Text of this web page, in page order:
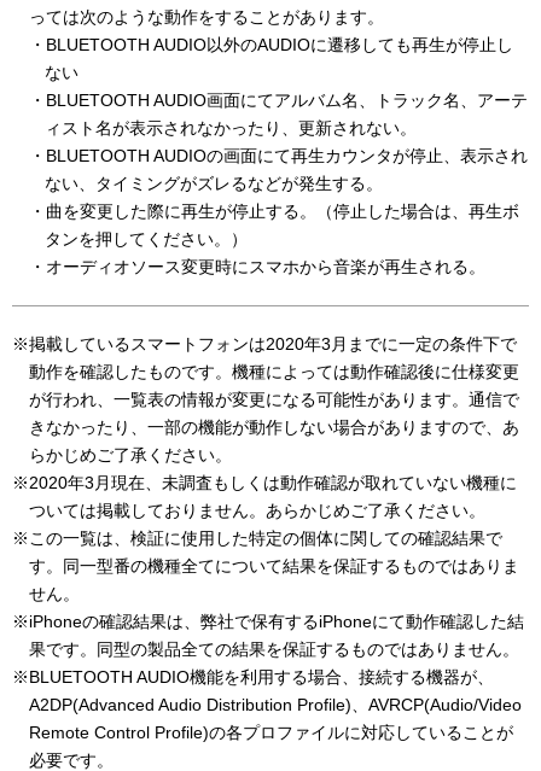
っては次のような動作をすることがあります。
・BLUETOOTH AUDIO以外のAUDIOに遷移しても再生が停止し
ない
・BLUETOOTH AUDIO画面にてアルバム名、トラック名、アーテ
ィスト名が表示されなかったり、更新されない。
・BLUETOOTH AUDIOの画面にて再生カウンタが停止、表示され
ない、タイミングがズレるなどが発生する。
・曲を変更した際に再生が停止する。（停止した場合は、再生ボ
タンを押してください。）
・オーディオソース変更時にスマホから音楽が再生される。
※掲載しているスマートフォンは2020年3月までに一定の条件下で
動作を確認したものです。機種によっては動作確認後に仕様変更
が行われ、一覧表の情報が変更になる可能性があります。通信で
きなかったり、一部の機能が動作しない場合がありますので、あ
らかじめご了承ください。
※2020年3月現在、未調査もしくは動作確認が取れていない機種に
ついては掲載しておりません。あらかじめご了承ください。
※この一覧は、検証に使用した特定の個体に関しての確認結果で
す。同一型番の機種全てについて結果を保証するものではありま
せん。
※iPhoneの確認結果は、弊社で保有するiPhoneにて動作確認した結
果です。同型の製品全ての結果を保証するものではありません。
※BLUETOOTH AUDIO機能を利用する場合、接続する機器が、
A2DP(Advanced Audio Distribution Profile)、AVRCP(Audio/Video
Remote Control Profile)の各プロファイルに対応していることが
必要です。